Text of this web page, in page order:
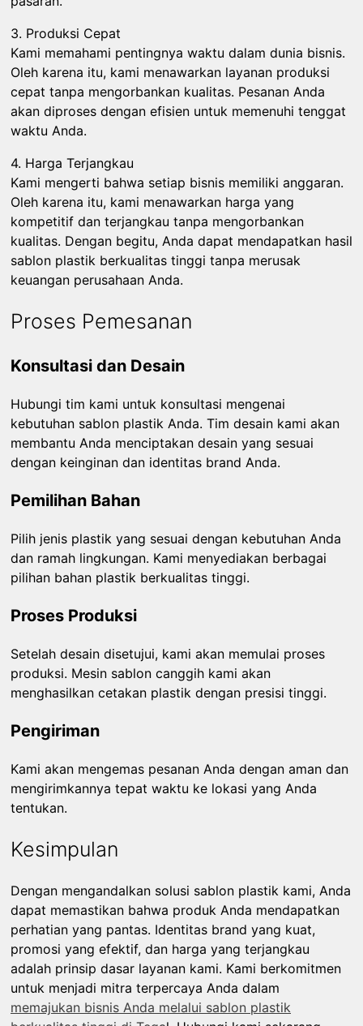
3. Produksi Cepat
Kami memahami pentingnya waktu dalam dunia bisnis.
Oleh karena itu, kami menawarkan layanan produksi
cepat tanpa mengorbankan kualitas. Pesanan Anda
akan diproses dengan efisien untuk memenuhi tenggat
waktu Anda.
4. Harga Terjangkau
Kami mengerti bahwa setiap bisnis memiliki anggaran.
Oleh karena itu, kami menawarkan harga yang
kompetitif dan terjangkau tanpa mengorbankan
kualitas. Dengan begitu, Anda dapat mendapatkan hasil
sablon plastik berkualitas tinggi tanpa merusak
keuangan perusahaan Anda.
Proses Pemesanan
Konsultasi dan Desain
Hubungi tim kami untuk konsultasi mengenai
kebutuhan sablon plastik Anda. Tim desain kami akan
membantu Anda menciptakan desain yang sesuai
dengan keinginan dan identitas brand Anda.
Pemilihan Bahan
Pilih jenis plastik yang sesuai dengan kebutuhan Anda
dan ramah lingkungan. Kami menyediakan berbagai
pilihan bahan plastik berkualitas tinggi.
Proses Produksi
Setelah desain disetujui, kami akan memulai proses
produksi. Mesin sablon canggih kami akan
menghasilkan cetakan plastik dengan presisi tinggi.
Pengiriman
Kami akan mengemas pesanan Anda dengan aman dan
mengirimkannya tepat waktu ke lokasi yang Anda
tentukan.
Kesimpulan
Dengan mengandalkan solusi sablon plastik kami, Anda
dapat memastikan bahwa produk Anda mendapatkan
perhatian yang pantas. Identitas brand yang kuat,
promosi yang efektif, dan harga yang terjangkau
adalah prinsip dasar layanan kami. Kami berkomitmen
untuk menjadi mitra terpercaya Anda dalam
memajukan bisnis Anda melalui sablon plastik